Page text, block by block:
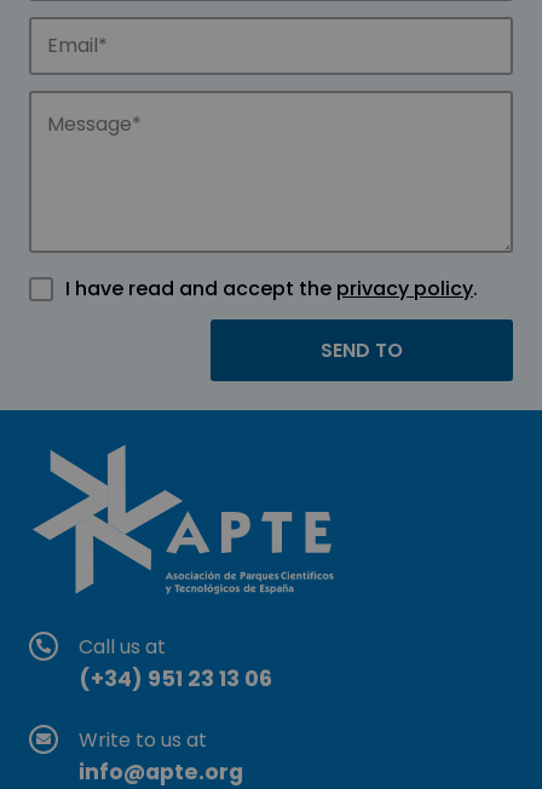
I have read and accept the privacy policy.
Call us at
(+34) 951 23 13 06
Write to us at
info@apte.org